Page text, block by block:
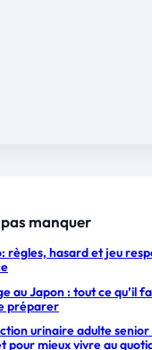
manquer
règles, hasard et jeu
au Japon : tout ce qu’il
préparer
urinaire adulte senior
pour mieux vivre au